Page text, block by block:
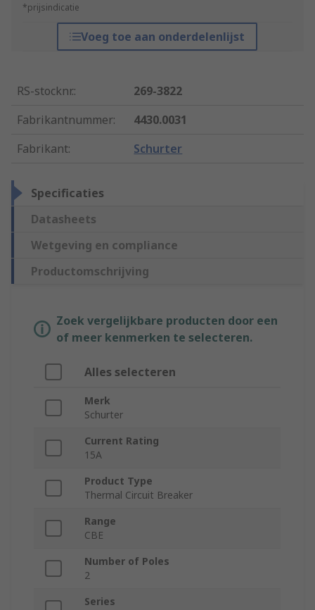
*prijsindicatie
Voeg toe aan onderdelenlijst
RS-stocknr.:
269-3822
Fabrikantnummer:
4430.0031
Fabrikant: Schurter
Specificaties
Datasheets
Wetgeving en compliance
Productomschrijving
Zoek vergelijkbare producten door een
of meer kenmerken te selecteren.
Alles selecteren
Merk
Schurter
Current Rating
15A
Product Type
Thermal Circuit Breaker
Range
CBE
Number of Poles
2
Series